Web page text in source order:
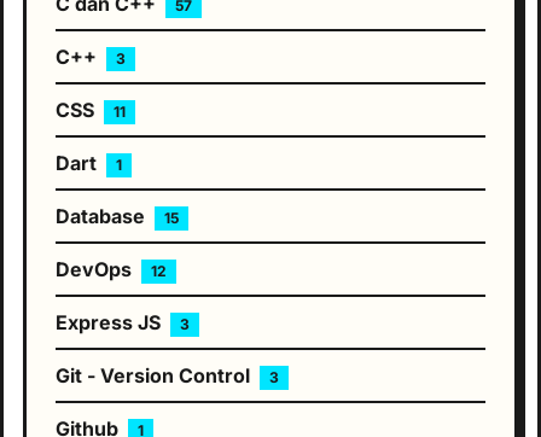
57
C++ 3
CSS 11
Dart 1
Database 15
DevOps 12
Express JS 3
Git - Version Control 3
Github 1